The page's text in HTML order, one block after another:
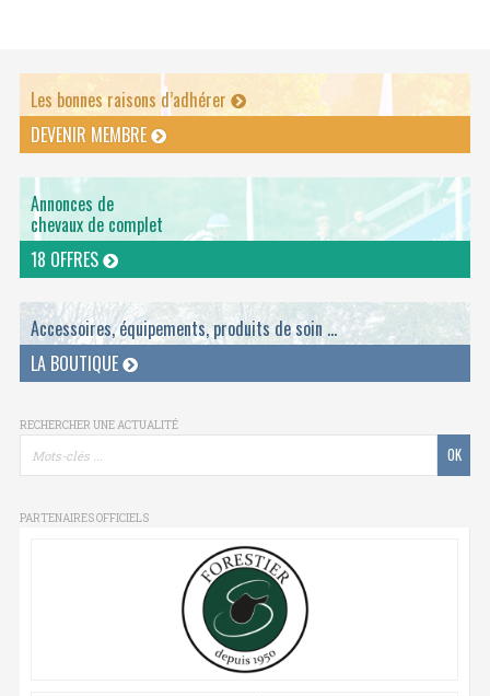
Les bonnes raisons d’adhérer
DEVENIR MEMBRE
Annonces de
chevaux de complet
18 OFFRES
Accessoires, équipements, produits de soin ...
LA BOUTIQUE
RECHERCHER UNE ACTUALITÉ
PARTENAIRES OFFICIELS